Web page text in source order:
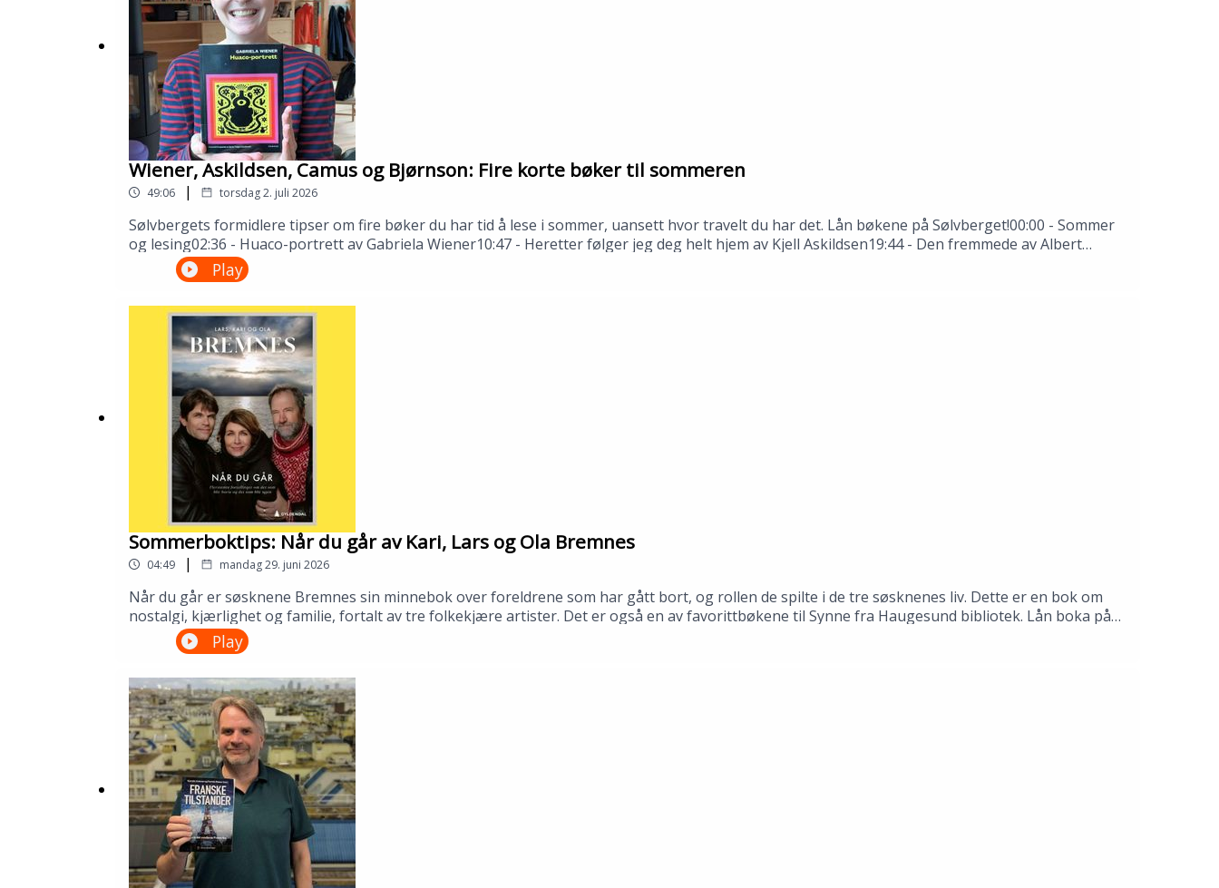
Wiener, Askildsen, Camus og Bjørnson: Fire korte bøker til sommeren
49:06 | torsdag 2. juli 2026
Sølvbergets formidlere tipser om fire bøker du har tid å lese i sommer, uansett hvor travelt du har det. Lån bøkene på Sølvberget!00:00 - Sommer
og lesing02:36 - Huaco-portrett av Gabriela Wiener10:47 - Heretter følger jeg deg helt hjem av Kjell Askildsen19:44 - Den fremmede av Albert
Camus32:51 - Synnøve Solbakken av Bjørnstjerne Bjørnson---Innspilt i Stavanger i juni 2026.Medvirkende: Thale Dobbert, Hannah Ersland, Tomas
Gustafsson og Åsmund Ådnøy.Produksjon: Tomas Gustafsson og Åsmund Ådnøy.
Play
Sommerboktips: Når du går av Kari, Lars og Ola Bremnes
04:49 | mandag 29. juni 2026
Når du går er søsknene Bremnes sin minnebok over foreldrene som har gått bort, og rollen de spilte i de tre søsknenes liv. Dette er en bok om
nostalgi, kjærlighet og familie, fortalt av tre folkekjære artister. Det er også en av favorittbøkene til Synne fra Haugesund bibliotek. Lån boka på
biblioteket ditt!---Innspilt på Kopervik bibliotek i april 2026.Medvirkende: Synne Fredriksen og Tomas Gustafsson.Produksjon: Åsmund Ådnøy.Alt
om Sølvberget: https://www.sølvberget.no
Play